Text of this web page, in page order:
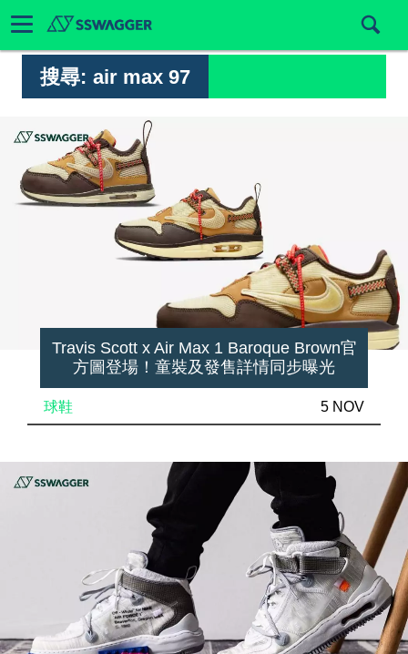
搜尋: air max 97
Travis Scott x Air Max 1 Baroque Brown官
方圖登場！童裝及發售詳情同步曝光
球鞋 5 NOV